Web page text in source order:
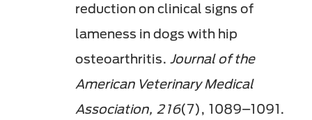
reduction on clinical signs of
lameness in dogs with hip
osteoarthritis. Journal of the
American Veterinary Medical
Association, 216(7), 1089–1091.